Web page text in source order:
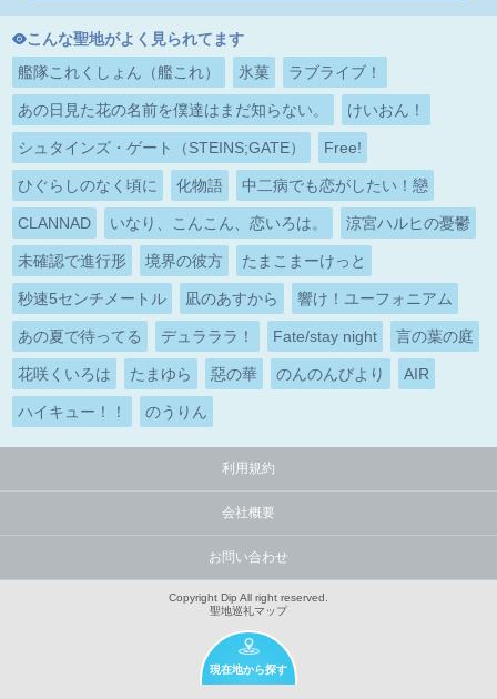
現在地から探す
こんな聖地がよく見られてます
艦隊これくしょん（艦これ）
氷菓 ラブライブ！
あの日見た花の名前を僕達はまだ知らない。 けいおん！
シュタインズ・ゲート（STEINS;GATE） Free!
ひぐらしのなく頃に 化物語 中二病でも恋がしたい！戀
CLANNAD いなり、こんこん、恋いろは。 涼宮ハルヒの憂鬱
未確認で進行形 境界の彼方 たまこまーけっと
秒速5センチメートル 凪のあすから 響け！ユーフォニアム
あの夏で待ってる デュラララ！ Fate/stay night 言の葉の庭
花咲くいろは たまゆら 惡の華 のんのんびより AIR
ハイキュー！！ のうりん
利用規約
会社概要
お問い合わせ
Copyright Dip All right reserved.
聖地巡礼マップ